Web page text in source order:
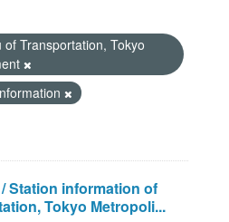
Transportation, Tokyo
/ Station information of
Tokyo Metropoli...